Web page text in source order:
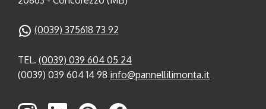
(0039) 375618 73 92
TEL. (0039) 039 604 05 24
(0039) 039 604 14 98 info@pannellilimonta.it